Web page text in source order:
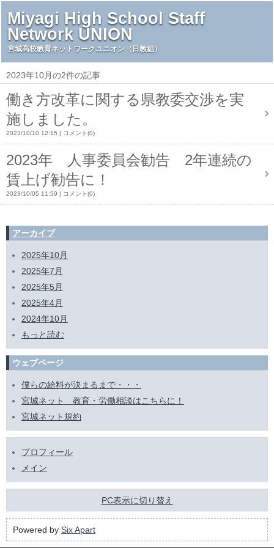
Miyagi High School Staff
Network UNION
宮城高校教育ネットワークユニオン（日教組）
2023年10月の2件の記事
働き方改革に関する県教委交渉を実
施しました。
2023/10/10 12:15 コメント(0)
2023年 人事委員会勧告 2年連続の
賃上げ勧告に！
2023/10/05 11:59 コメント(0)
アーカイブ
2025年10月
2025年7月
2025年5月
2025年4月
2024年10月
もっと読む
ウェブページ
僕らの給料が決まるまで・・・
宮城ネット 教育・労働相談はこちらに！
宮城ネット規約
プロフィール
メイン
PC表示に切り替え
Powered by Six Apart